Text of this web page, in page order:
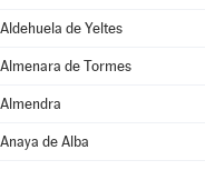
Aldehuela de Yeltes
Almenara de Tormes
Almendra
Anaya de Alba